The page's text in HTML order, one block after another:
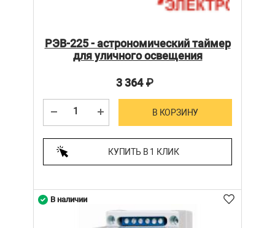
РЭВ-225 - астрономический таймер
для уличного освещения
3 364₽
В КОРЗИНУ
КУПИТЬ В 1 КЛИК
В наличии